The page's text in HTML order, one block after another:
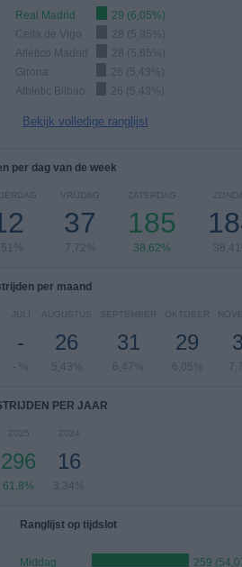
Real Madrid
29 (6,05%)
Celta de Vigo
28 (5,85%)
Atlético Madrid
28 (5,85%)
Girona
26 (5,43%)
Athletic Bilbao
26 (5,43%)
Bekijk volledige ranglijst
per dag van de week
VRIJDAG
37
7,72%
ZATERDAG
185
38,62%
per maand
JULI
-
- %
AUGUSTUS
26
5,43%
SEPTEMBER
31
6,47%
OKTOBER
29
6,05%
PER JAAR
2025
296
61,8%
2024
16
3,34%
Ranglijst op tijdslot
Middag
259